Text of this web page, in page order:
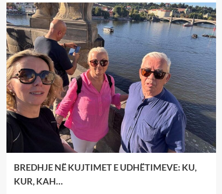
BREDHJE NË KUJTIMET E UDHËTIMEVE: KU,
KUR, KAH…